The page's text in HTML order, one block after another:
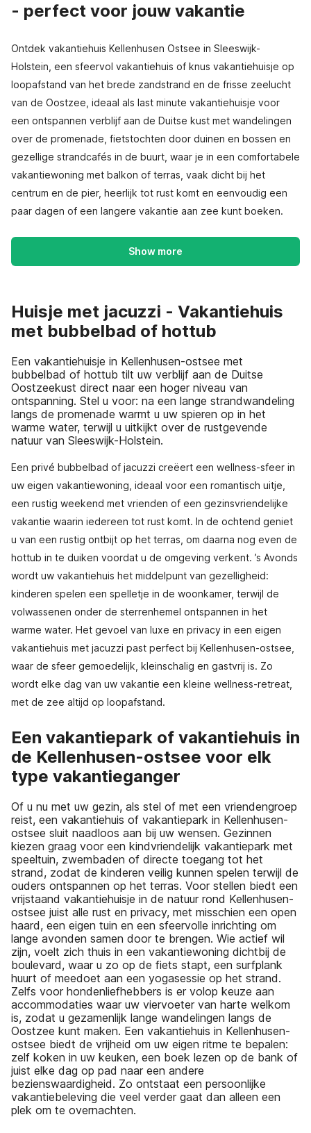
- perfect voor jouw vakantie
Ontdek vakantiehuis Kellenhusen Ostsee in Sleeswijk-
Holstein, een sfeervol vakantiehuis of knus vakantiehuisje op
loopafstand van het brede zandstrand en de frisse zeelucht
van de Oostzee, ideaal als last minute vakantiehuisje voor
een ontspannen verblijf aan de Duitse kust met wandelingen
over de promenade, fietstochten door duinen en bossen en
gezellige strandcafés in de buurt, waar je in een comfortabele
vakantiewoning met balkon of terras, vaak dicht bij het
centrum en de pier, heerlijk tot rust komt en eenvoudig een
paar dagen of een langere vakantie aan zee kunt boeken.
Show more
Huisje met jacuzzi - Vakantiehuis
met bubbelbad of hottub
Een vakantiehuisje in Kellenhusen-ostsee met
bubbelbad of hottub tilt uw verblijf aan de Duitse
Oostzeekust direct naar een hoger niveau van
ontspanning. Stel u voor: na een lange strandwandeling
langs de promenade warmt u uw spieren op in het
warme water, terwijl u uitkijkt over de rustgevende
natuur van Sleeswijk-Holstein.
Een privé bubbelbad of jacuzzi creëert een wellness-sfeer in
uw eigen vakantiewoning, ideaal voor een romantisch uitje,
een rustig weekend met vrienden of een gezinsvriendelijke
vakantie waarin iedereen tot rust komt. In de ochtend geniet
u van een rustig ontbijt op het terras, om daarna nog even de
hottub in te duiken voordat u de omgeving verkent. ’s Avonds
wordt uw vakantiehuis het middelpunt van gezelligheid:
kinderen spelen een spelletje in de woonkamer, terwijl de
volwassenen onder de sterrenhemel ontspannen in het
warme water. Het gevoel van luxe en privacy in een eigen
vakantiehuis met jacuzzi past perfect bij Kellenhusen-ostsee,
waar de sfeer gemoedelijk, kleinschalig en gastvrij is. Zo
wordt elke dag van uw vakantie een kleine wellness-retreat,
met de zee altijd op loopafstand.
Een vakantiepark of vakantiehuis in
de Kellenhusen-ostsee voor elk
type vakantieganger
Of u nu met uw gezin, als stel of met een vriendengroep
reist, een vakantiehuis of vakantiepark in Kellenhusen-
ostsee sluit naadloos aan bij uw wensen. Gezinnen
kiezen graag voor een kindvriendelijk vakantiepark met
speeltuin, zwembaden of directe toegang tot het
strand, zodat de kinderen veilig kunnen spelen terwijl de
ouders ontspannen op het terras. Voor stellen biedt een
vrijstaand vakantiehuisje in de natuur rond Kellenhusen-
ostsee juist alle rust en privacy, met misschien een open
haard, een eigen tuin en een sfeervolle inrichting om
lange avonden samen door te brengen. Wie actief wil
zijn, voelt zich thuis in een vakantiewoning dichtbij de
boulevard, waar u zo op de fiets stapt, een surfplank
huurt of meedoet aan een yogasessie op het strand.
Zelfs voor hondenliefhebbers is er volop keuze aan
accommodaties waar uw viervoeter van harte welkom
is, zodat u gezamenlijk lange wandelingen langs de
Oostzee kunt maken. Een vakantiehuis in Kellenhusen-
ostsee biedt de vrijheid om uw eigen ritme te bepalen:
zelf koken in uw keuken, een boek lezen op de bank of
juist elke dag op pad naar een andere
bezienswaardigheid. Zo ontstaat een persoonlijke
vakantiebeleving die veel verder gaat dan alleen een
plek om te overnachten.